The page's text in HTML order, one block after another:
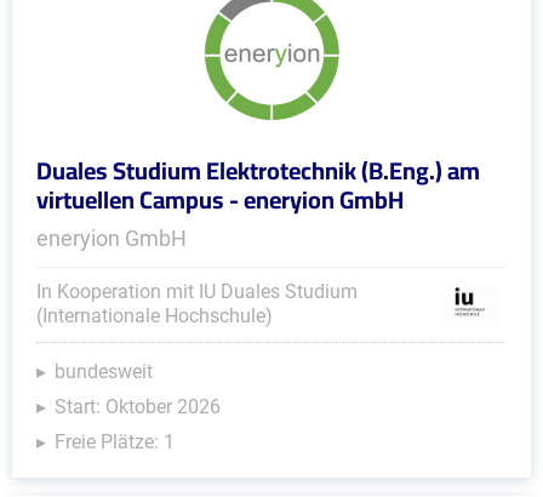
Duales Studium Elektrotechnik (B.Eng.) am
virtuellen Campus - eneryion GmbH
eneryion GmbH
In Kooperation mit IU Duales Studium
(Internationale Hochschule)
bundesweit
Start: Oktober 2026
Freie Plätze: 1